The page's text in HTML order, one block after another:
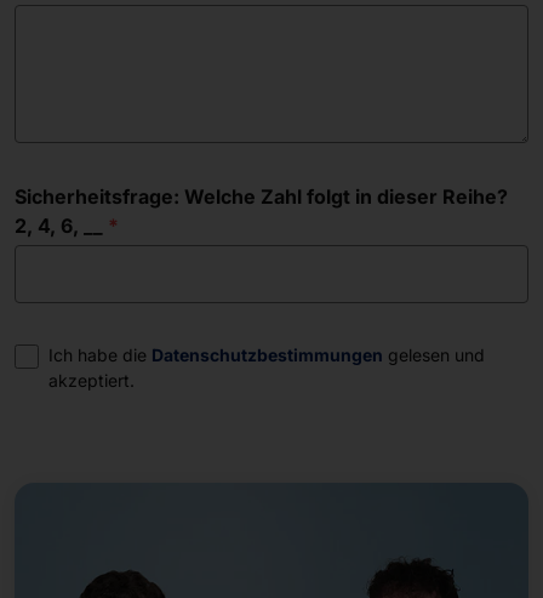
Sicherheitsfrage: Welche Zahl folgt in dieser Reihe?
2, 4, 6, __
Einwilligung
Ich habe die Datenschutzbestimmungen gelesen und
akzeptiert.